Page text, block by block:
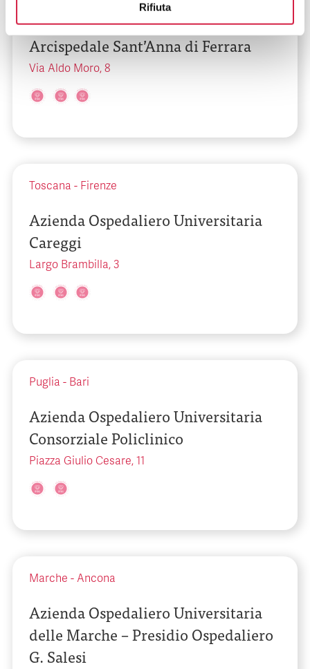
Rifiuta
Azienda Ospedaliero Universitaria
Arcispedale Sant’Anna di Ferrara
Via Aldo Moro, 8
Toscana - Firenze
Azienda Ospedaliero Universitaria
Careggi
Largo Brambilla, 3
Puglia - Bari
Azienda Ospedaliero Universitaria
Consorziale Policlinico
Piazza Giulio Cesare, 11
Marche - Ancona
Azienda Ospedaliero Universitaria
delle Marche – Presidio Ospedaliero
G. Salesi